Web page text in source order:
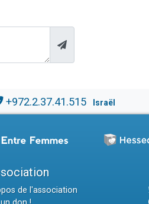
+972.2.37.41.515 Israël
de l'association